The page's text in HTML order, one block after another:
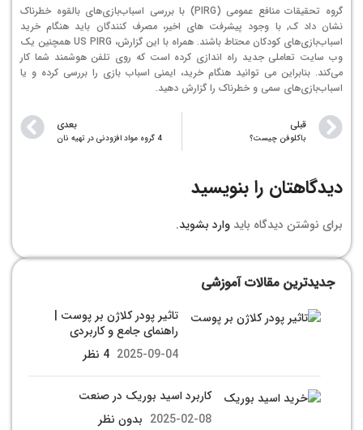
گروه تحقیقات منافع عمومی (PIRG) با بررسی اسباب‌بازی‌های بالقوه خطرناک
نشان داد ک, با وجود پیشرفت های اخیر، مصرف کنندگان باید هنگام خرید
اسباب‌بازی‌های کودکان محتاط باشند. همراه با این گزارش، US PIRG همچنین یک
وب سایت تعاملی جدید راه اندازی کرده است که روی تلفن هوشمند شما کار
می‌کند. بنابراین می توانید هنگام خرید، ایمنی اسباب بازی را بررسی کرده و یا
اسباب‌بازی‌های سمی و خطرناک را گزارش دهید.
قبلی
باکلوفن چیست؟
بعدی
4 گروه مواد افزودنی در تهیه نان
دیدگاهتان را بنویسید
برای نوشتن دیدگاه باید وارد بشوید.
جدیدترین مقالات آموزشی
تاثیر پودر کلاژن بر پوست |
راهنمای جامع و کاربردی
2025-09-04 4 نظر
کاربرد اسید بوریک در صنعت
2025-02-08 بدون نظر